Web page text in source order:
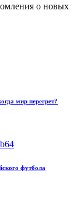
о новых
мир перегрет?
футбола